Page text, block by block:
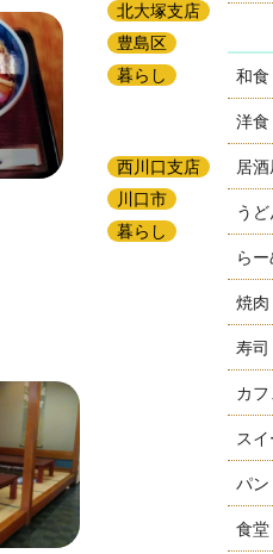
和食
洋食
居酒
う
ら
焼肉
寿司
カフ
ス
パン
食堂
北大塚支店
豊島区
暮らし
西川口支店
川口市
暮らし